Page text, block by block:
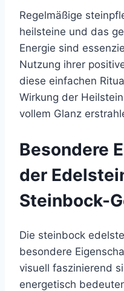
Regelmäßige
heilsteine und das
Energie sind
Nutzung ihrer
diese einfachen
Wirkung der
vollem Glanz
Besondere
der
Steinbock-
Die steinbock
besondere
visuell faszinierend
energetisch